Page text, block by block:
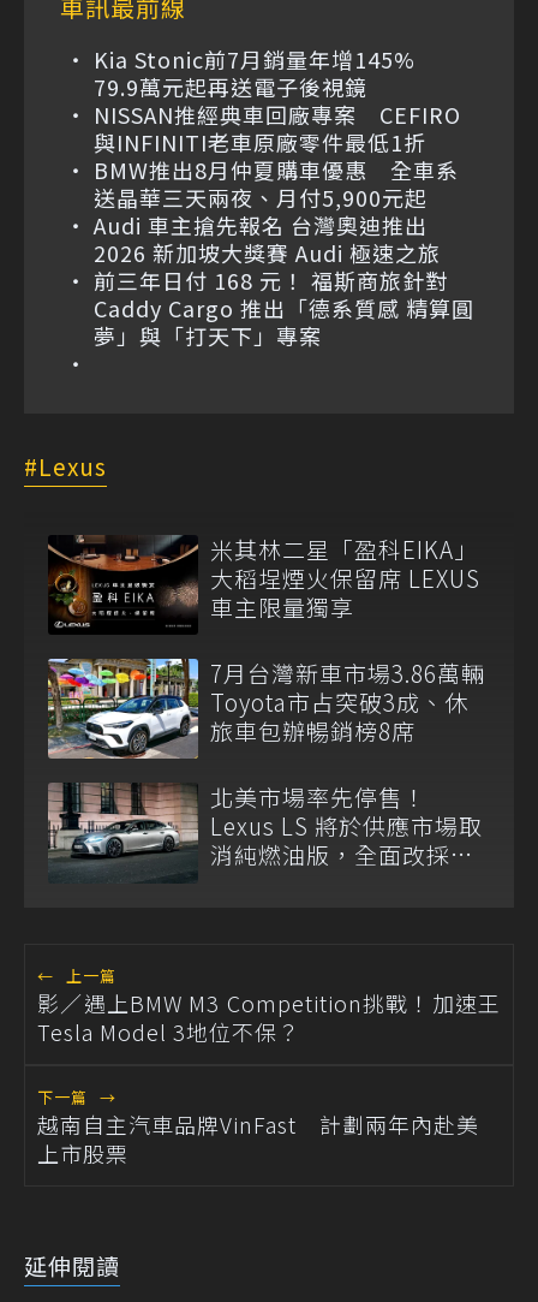
Kia Stonic前7月銷量年增145%
79.9萬元起再送電子後視鏡
NISSAN推經典車回廠專案 CEFIRO
與INFINITI老車原廠零件最低1折
BMW推出8月仲夏購車優惠 全車系
送晶華三天兩夜、月付5,900元起
Audi 車主搶先報名 台灣奧迪推出
2026 新加坡大獎賽 Audi 極速之旅
前三年日付 168 元！ 福斯商旅針對
Caddy Cargo 推出「德系質感 精算圓
夢」與「打天下」專案
Lexus
米其林二星「盈科EIKA」
大稻埕煙火保留席 LEXUS
車主限量獨享
7月台灣新車市場3.86萬輛
Toyota市占突破3成、休
旅車包辦暢銷榜8席
北美市場率先停售！
Lexus LS 將於供應市場取
消純燃油版，全面改採單
← 上一篇
影／遇上BMW M3 Competition挑戰！加速王
Tesla Model 3地位不保？
下一篇 →
越南自主汽車品牌VinFast 計劃兩年內赴美
上市股票
延伸閱讀